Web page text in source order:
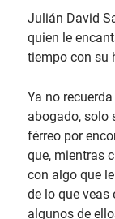
Julián David
quien le
tiempo con su
Ya no
abogado, solo
férreo por
que, mientras
con algo que
de lo que veas
algunos de